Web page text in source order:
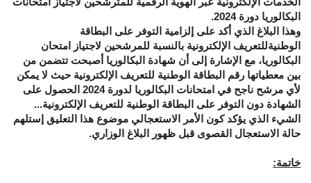
البكالوريا دورة 2024.
وهذا البلاغ الذي أكد على إلزامية التوفر على البطاقة
الوطنيةللتعريف الإلكترونية بالنسبة للمرشحين لاجتياز امتحان
البكالوريا، مع الإشارة إلى أن شهادة البكالوريا أصبحت تتضمن من
بين معطياتها رقم البطاقة الوطنية للتعريف الإلكترونية حيث لا يمكن
لأي مرشح ناجح في امتحانات البكالوريا لدورة 2024 الحصول على
الشهادة دون التوفر على البطاقة الوطنية للتعريف الإلكترونية...
الشيء الذي يؤكد كون الأمر الاستعجالي موضوع هذا التعليق إستلهم
حالة الاستعجال القصوى قبل ظهور البلاغ الوزاري.
خاتمة: